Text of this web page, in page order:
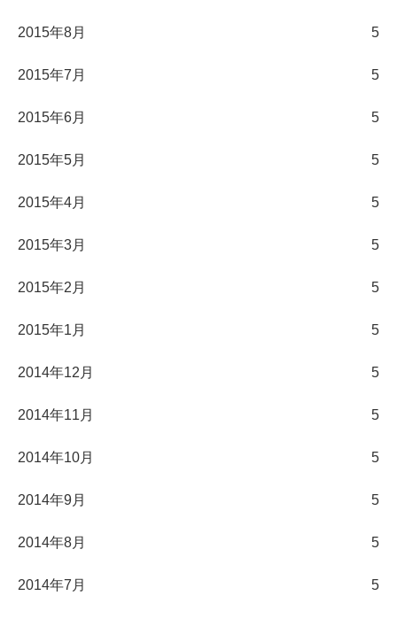
2015年8月 5
2015年7月 5
2015年6月 5
2015年5月 5
2015年4月 5
2015年3月 5
2015年2月 5
2015年1月 5
2014年12月 5
2014年11月 5
2014年10月 5
2014年9月 5
2014年8月 5
2014年7月 5